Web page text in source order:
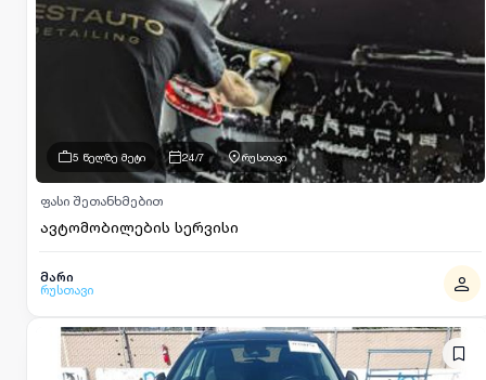
5 წელზე მეტი 24/7 რუსთავი
ავტომობილების სერვისი
ფასი შეთანხმებით
მარი
რუსთავი